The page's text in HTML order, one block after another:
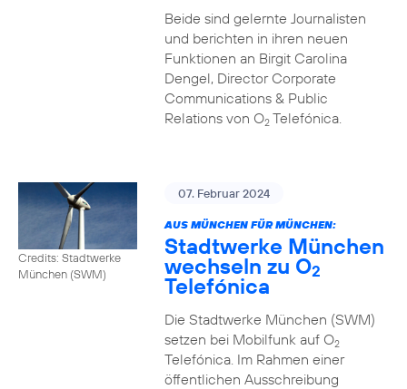
Beide sind gelernte Journalisten
und berichten in ihren neuen
Funktionen an Birgit Carolina
Dengel, Director Corporate
Communications & Public
Relations von O2Telefónica.
Credits: Stadtwerke
München (SWM)
07. Februar 2024
AUS MÜNCHEN FÜR MÜNCHEN:
Stadtwerke München
wechseln zu O2
Telefónica
Die Stadtwerke München (SWM)
setzen bei Mobilfunk auf O2
Telefónica. Im Rahmen einer
öffentlichen Ausschreibung